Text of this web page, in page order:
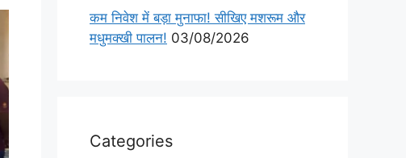
कम निवेश में बड़ा मुनाफा! सीखिए मशरूम और
मधुमक्खी पालन! 03/08/2026
Categories